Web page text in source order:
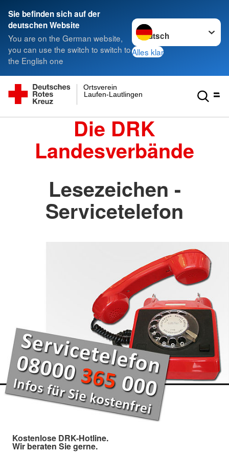
Sie befinden sich auf der
deutschen Website
You are on the German website,
you can use the switch to switch to
the English one
Sprache wechseln zu
Alles klar
Laufen-Lautlingen
Ortsverein
Die DRK
Landesverbände
Lesezeichen -
Servicetelefon
Kostenlose DRK-Hotline.
Wir beraten Sie gerne.